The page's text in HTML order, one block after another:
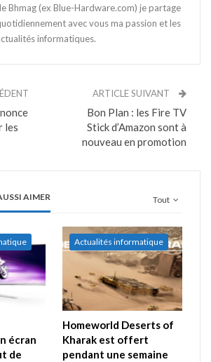
Bhmag (ex Blue-Hardware.com) je partage
avec vous ma passion et les
informatiques.
les
ARTICLE SUIVANT
Bon Plan : les Fire TV
Stick d’Amazon sont à
nouveau en promotion
Tout
AIMER
écran
de
Actualités informatique
Homeworld Deserts of
Kharak est offert
pendant une semaine